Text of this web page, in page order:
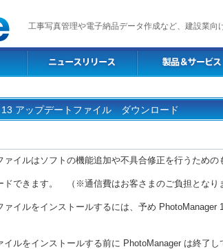
工事写真管理や電子納品データ作成など、建設業向
アップデートファイル ダウンロード
ァイルはソフトの機能追加や不具合修正を行うための
ドできます。 （※通信費はお客さまのご負担となり
ァイルをインストールするには、予め PhotoManager
イルをインストールする前に PhotoManager は終了